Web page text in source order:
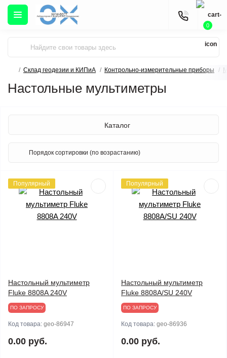
0
Склад геодезии и КИПиА Контрольно-измерительные приборы
Настольные мультиметры
Каталог
Популярный
Настольный мультиметр
Fluke 8808A 240V
ПО ЗАПРОСУ
Код товара: geo-86947
0.00 руб.
Популярный
Настольный мультиметр
Fluke 8808A/SU 240V
ПО ЗАПРОСУ
Код товара: geo-86936
0.00 руб.